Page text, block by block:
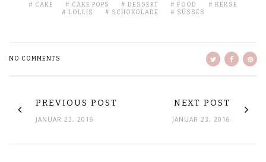
CAKE CAKE POPS DESSERT FOOD
KEKSE
LOLLIS
SCHOKOLADE SÜSSES
NO COMMENTS
PREVIOUS POST
JANUAR 23, 2016
NEXT POST
JANUAR 23, 2016